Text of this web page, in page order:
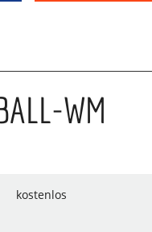
WM
kostenlos